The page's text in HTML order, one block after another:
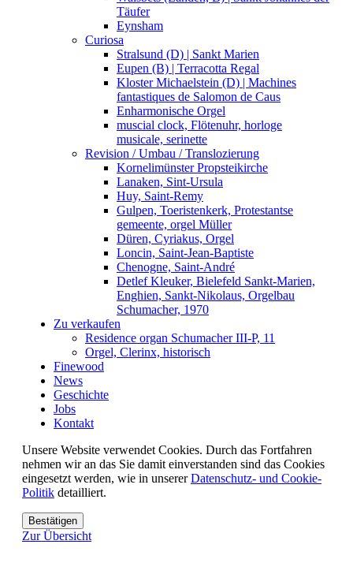
Täufer
Eynsham
Curiosa
Stralsund (D) | Sankt Marien
Eupen (B) | Terracotta Regal
Kloster Michaelstein (D) | Machines
fantastiques de Salomon de Caus
Enharmonische Orgel
muscial clock, Flötenuhr, horloge
musicale, serinette
Revision / Umbau / Translozierung
Kornelimünster Propsteikirche
Lanaken, Sint-Ursula
Huy, Saint-Remy
Gulpen, Toeristenkerk, Protestantse
gemeente, orgel Müller
Düren, Cyriakus, Orgel
Loncin, Saint-Jean-Baptiste
Chenogne, Saint-André
Detlef Kleuker, Bielefeld Sankt-Marien,
Enghien, Sankt-Nikolaus, Orgelbau
Schumacher, 1970
Zu verkaufen
Residence organ Schumacher III-P, 11
Orgel, Clerinx, historisch
Finewood
News
Geschichte
Jobs
Kontakt
Unsere Website verwendet Cookies. Durch das Fortfahren
nehmen wir an das Sie damit einverstanden sind das Cookies
eingesetzt werden, wie in unsererDatenschutz- und Cookie-
Politik detailliert.
Bestätigen
Zur Übersicht